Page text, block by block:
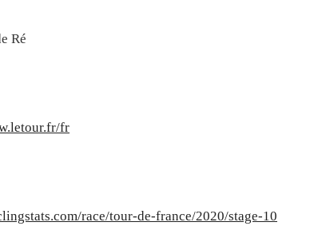
Ré
fr
race/tour-de-france/2020/stage-10